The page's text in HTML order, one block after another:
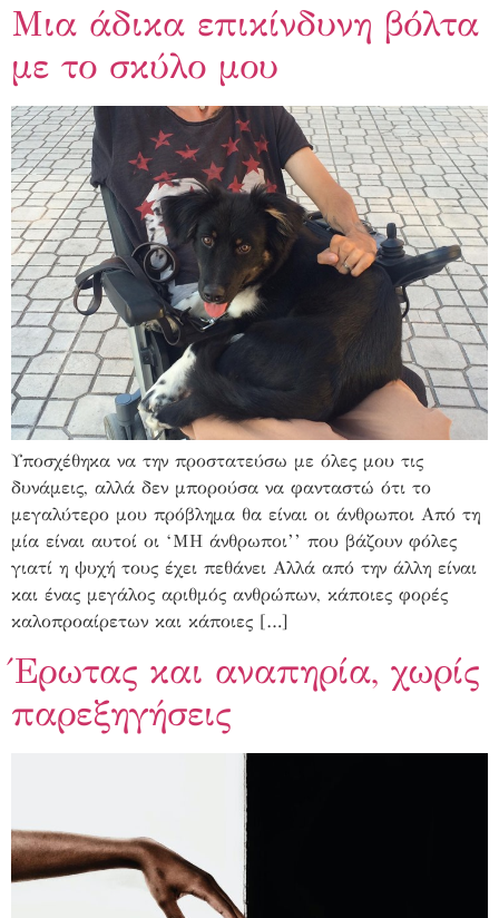
Μια άδικα επικίνδυνη βόλτα
με το σκύλο μου
Υποσχέθηκα να την προστατεύσω με όλες μου τις
δυνάμεις, αλλά δεν μπορούσα να φανταστώ ότι το
μεγαλύτερο μου πρόβλημα θα είναι οι άνθρωποι Από τη
μία είναι αυτοί οι ‘ΜΗ άνθρωποι’’ που βάζουν φόλες
γιατί η ψυχή τους έχει πεθάνει Αλλά από την άλλη είναι
και ένας μεγάλος αριθμός ανθρώπων, κάποιες φορές
καλοπροαίρετων και κάποιες […]
Έρωτας και αναπηρία, χωρίς
παρεξηγήσεις